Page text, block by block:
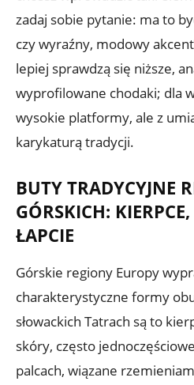
zadaj sobie pytanie: ma to
czy wyraźny, modowy
lepiej sprawdzą się niższe,
wyprofilowane chodaki; dla
wysokie platformy, ale z
karykaturą tradycji.
BUTY TRADYCYJNE
GÓRSKICH:
ŁAPCIE
Górskie regiony Europy
charakterystyczne formy
słowackich Tatrach są to
skóry, często
palcach, wiązane